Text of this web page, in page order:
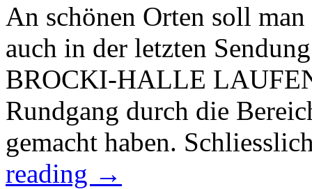
An schönen Orten soll
auch in der letzten
BROCKI-HALLE
Rundgang durch die
gemacht haben.
reading →